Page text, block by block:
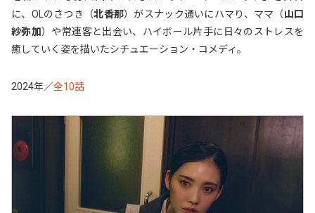
に、OLのさつき（北香那）がスナック通いにハマり、 ママ（山口
紗弥加）や常連客と出会い、ハイボール片手に日々のストレスを
癒していく姿を描いたシチュエーション・コメディ。
2024年／全10話